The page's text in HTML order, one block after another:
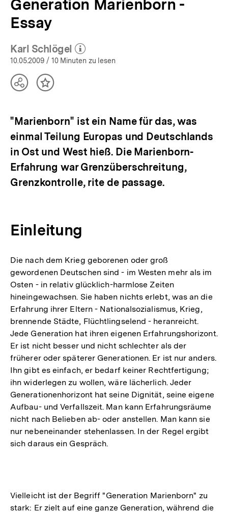
Generation Marienborn -
Essay
Karl Schlögel
(Mehr zum Autor)
öffnen
10.05.2009 / 10 Minuten zu lesen
TeilenInhalt
"Marienborn" ist ein Name für das, was
einmal Teilung Europas und Deutschlands
in Ost und West hieß. Die Marienborn-
Erfahrung war Grenzüberschreitung,
Grenzkontrolle, rite de passage.
Einleitung
Die nach dem Krieg geborenen oder groß
gewordenen Deutschen sind - im Westen mehr als im
Osten - in relativ glücklich-harmlose Zeiten
hineingewachsen. Sie haben nichts erlebt, was an die
Erfahrung ihrer Eltern - Nationalsozialismus, Krieg,
brennende Städte, Flüchtlingselend - heranreicht.
Jede Generation hat ihren eigenen Erfahrungshorizont.
Er ist nicht besser und nicht schlechter als der
früherer oder späterer Generationen. Er ist nur anders.
Ihn gibt es einfach, er bedarf keiner Rechtfertigung;
ihn widerlegen zu wollen, wäre lächerlich. Jeder
Generationenhorizont hat seine Dignität, seine eigene
Aufbau- und Verfallszeit. Man kann Erfahrungsräume
nicht nach Belieben ab- oder anstellen. Man kann sie
nur nebeneinander stehenlassen. In der Regel ergibt
sich daraus ein Gespräch.
Vielleicht ist der Begriff "Generation Marienborn" zu
stark: Er zielt auf eine ganze Generation, während die